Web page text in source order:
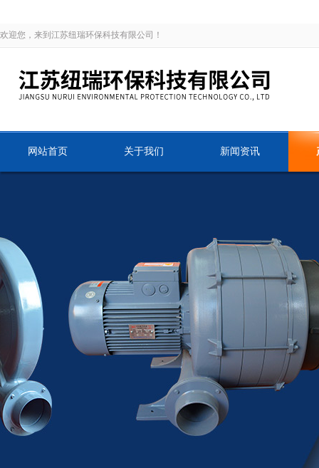
欢迎您，来到江苏纽瑞环保科技有限公司！
网站首页 关于我们 新闻资讯